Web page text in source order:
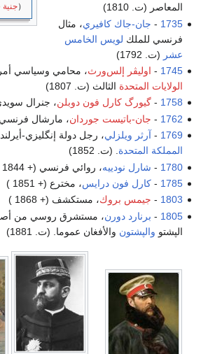
（
جاك كافيري، مثال
لويس الخامس
إلس‌ورث، محامي وسياسي أمريكي،كبير قضاة
الثالث (ت. 1807)
كارل فون دوبلن ، جنرال سويدي (ت. 1820)
باتيست جوردان، مارشال فرنسي (ت. 1833)
ويلزلي ، رجل دولة إنگليزي-أيرلندي.رئيس وزراء
. (ت. 1852)
نودييه، روائي فرنسي (+ 1844 )
فون درايس، مخترع (+ 1851 )
بروك، مستكشف (+ 1868 )
دورن ، مستشرق روسي من أصل ألماني، اهتم بلغة
والأفغان عموما. (ت. 1881)